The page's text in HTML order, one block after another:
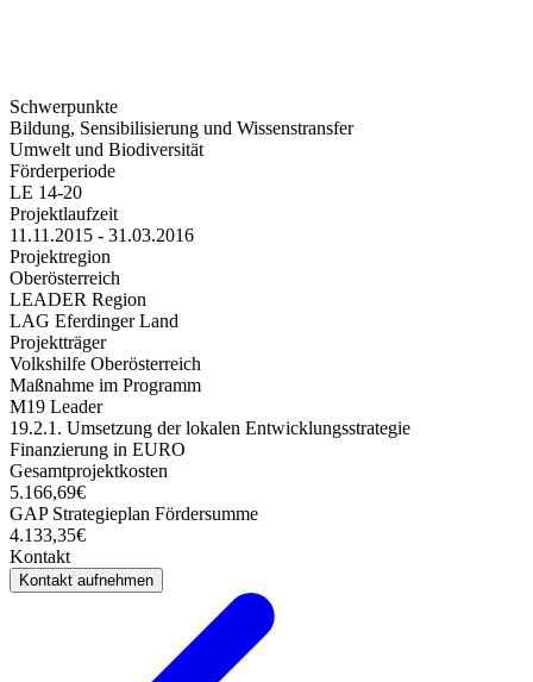
Schwerpunkte
Bildung, Sensibilisierung und Wissenstransfer
Umwelt und Biodiversität
Förderperiode
LE 14-20
Projektlaufzeit
11.11.2015 - 31.03.2016
Projektregion
Oberösterreich
LEADER Region
LAG Eferdinger Land
Projektträger
Volkshilfe Oberösterreich
Maßnahme im Programm
M19 Leader
19.2.1. Umsetzung der lokalen Entwicklungsstrategie
Finanzierung in EURO
Gesamtprojektkosten
5.166,69€
GAP Strategieplan Fördersumme
4.133,35€
Kontakt
Kontakt aufnehmen